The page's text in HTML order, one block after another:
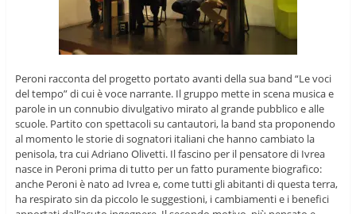
Peroni racconta del progetto portato avanti della sua band “Le voci
del tempo” di cui è voce narrante. Il gruppo mette in scena musica e
parole in un connubio divulgativo mirato al grande pubblico e alle
scuole. Partito con spettacoli su cantautori, la band sta proponendo
al momento le storie di sognatori italiani che hanno cambiato la
penisola, tra cui Adriano Olivetti. Il fascino per il pensatore di Ivrea
nasce in Peroni prima di tutto per un fatto puramente biografico:
anche Peroni è nato ad Ivrea e, come tutti gli abitanti di questa terra,
ha respirato sin da piccolo le suggestioni, i cambiamenti e i benefici